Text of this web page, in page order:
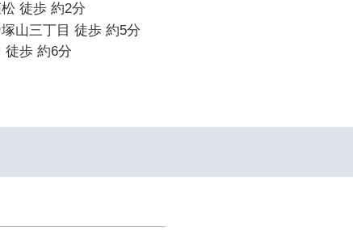
徒歩 約2分
山三丁目 徒歩 約5分
徒歩 約6分